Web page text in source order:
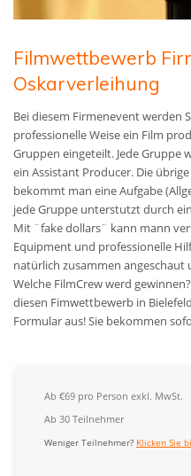
Filmwettbewerb
Oskarverleihung
Bei diesem Firmenevent werden
professionelle Weise ein Film
Gruppen eingeteilt. Jede Gruppe
ein Assistant Producer. Die
bekommt man eine Aufgabe
jede Gruppe unterstutzt durch
Mit ¨fake dollars¨ kann mann
Equipment und professionelle
natürlich zusammen angeschaut
Welche FilmCrew werd gewinnen?
diesen Fimwettbewerb in
Formular aus! Sie bekommen
Ab €69 pro Person exkl. MwSt.
Ab 30 Teilnehmer
Weniger Teilnehmer? Klicken Sie